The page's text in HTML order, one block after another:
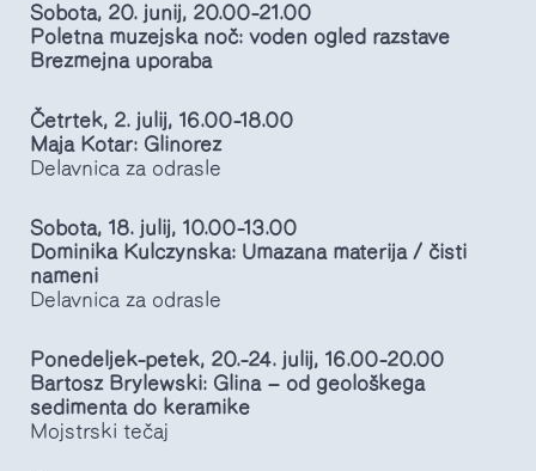
Sobota, 20. junij, 20.00–21.00
Poletna muzejska noč: voden ogled razstave
Brezmejna uporaba
Četrtek, 2. julij, 16.00–18.00
Maja Kotar: Glinorez
Delavnica za odrasle
Sobota, 18. julij, 10.00–13.00
Dominika Kulczynska: Umazana materija / čisti
nameni
Delavnica za odrasle
Ponedeljek–petek, 20.–24. julij, 16.00–20.00
Bartosz Brylewski: Glina — od geološkega
sedimenta do keramike
Mojstrski tečaj